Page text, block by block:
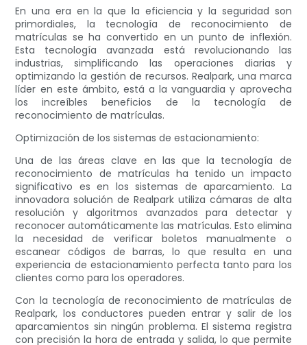
En una era en la que la eficiencia y la seguridad son
primordiales, la tecnología de reconocimiento de
matrículas se ha convertido en un punto de inflexión.
Esta tecnología avanzada está revolucionando las
industrias, simplificando las operaciones diarias y
optimizando la gestión de recursos. Realpark, una marca
líder en este ámbito, está a la vanguardia y aprovecha
los increíbles beneficios de la tecnología de
reconocimiento de matrículas.
Optimización de los sistemas de estacionamiento:
Una de las áreas clave en las que la tecnología de
reconocimiento de matrículas ha tenido un impacto
significativo es en los sistemas de aparcamiento. La
innovadora solución de Realpark utiliza cámaras de alta
resolución y algoritmos avanzados para detectar y
reconocer automáticamente las matrículas. Esto elimina
la necesidad de verificar boletos manualmente o
escanear códigos de barras, lo que resulta en una
experiencia de estacionamiento perfecta tanto para los
clientes como para los operadores.
Con la tecnología de reconocimiento de matrículas de
Realpark, los conductores pueden entrar y salir de los
aparcamientos sin ningún problema. El sistema registra
con precisión la hora de entrada y salida, lo que permite